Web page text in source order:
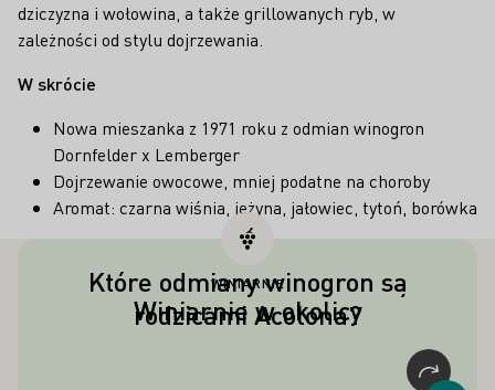
dziczyzna i wołowina, a także grillowanych ryb, w
zależności od stylu dojrzewania.
W skrócie
Nowa mieszanka z 1971 roku z odmian winogron
Dornfelder x Lemberger
Dojrzewanie owocowe, mniej podatne na choroby
Aromat: czarna wiśnia, jeżyna, jałowiec, tytoń, borówka
Które odmiany winogron są
rodzicami Acolona?
Acolon został z powodzeniem
wyhodowany z odmian winogron
WINIARNIE
Winiarnie w okolicy